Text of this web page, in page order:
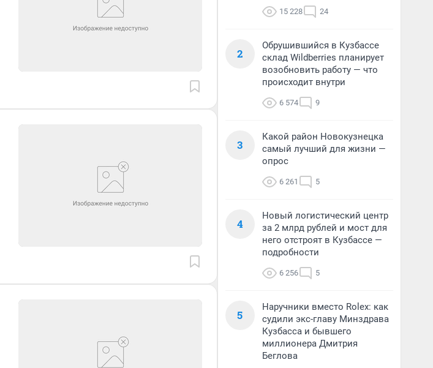
15 228 24
2
Обрушившийся в Кузбассе
склад Wildberries планирует
возобновить работу — что
происходит внутри
6 574 9
3
Какой район Новокузнецка
самый лучший для жизни —
опрос
6 261 5
4
Новый логистический центр
за 2 млрд рублей и мост для
него отстроят в Кузбассе —
подробности
6 256 5
5
Наручники вместо Rolex: как
судили экс-главу Минздрава
Кузбасса и бывшего
миллионера Дмитрия
Беглова